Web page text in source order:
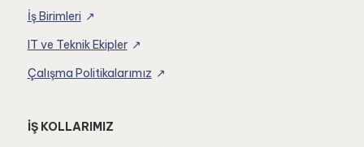
İş Birimleri
IT ve Teknik Ekipler
Çalışma Politikalarımız
İŞ KOLLARIMIZ